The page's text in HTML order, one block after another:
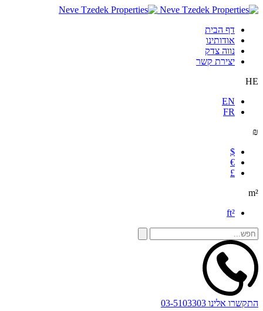
דף הבית
אודותינו
נווה צדק
יצירת קשר
HE
EN
FR
₪
$
€
£
m²
ft²
התקשרו אלינו 03-5103303